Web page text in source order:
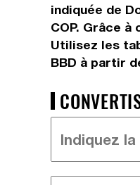
indiquée de
COP. Grâce
Utilisez les
BBD à partir